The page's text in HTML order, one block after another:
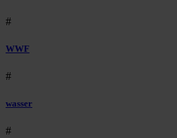
#
WWF
#
wasser
#